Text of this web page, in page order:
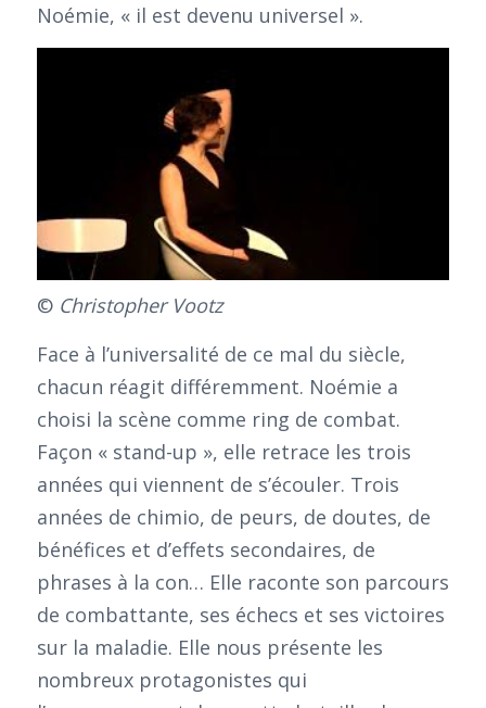
Noémie, « il est devenu universel ».
©Christopher Vootz
Face à l’universalité de ce mal du siècle,
chacun réagit différemment. Noémie a
choisi la scène comme ring de combat.
Façon « stand-up », elle retrace les trois
années qui viennent de s’écouler. Trois
années de chimio, de peurs, de doutes, de
bénéfices et d’effets secondaires, de
phrases à la con… Elle raconte son parcours
de combattante, ses échecs et ses victoires
sur la maladie. Elle nous présente les
nombreux protagonistes qui